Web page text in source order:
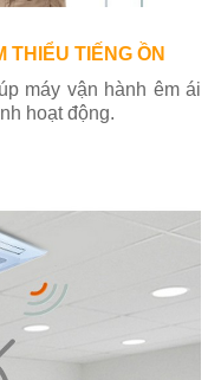
TIẾNG ỒN
máy vận hành êm ái
hoạt động.